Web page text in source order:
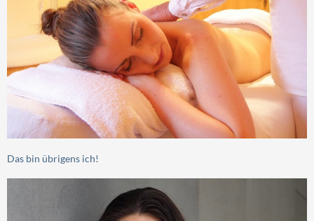
Das bin übrigens ich!